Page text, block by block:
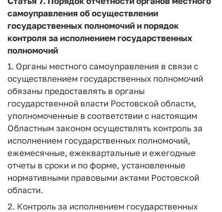
самоуправления об осуществлении
государственных полномочий и порядок
контроля за исполнением государственных
полномочий
1. Органы местного самоуправления в связи с
осуществлением государственных полномочий
обязаны предоставлять в органы
государственной власти Ростовской области,
уполномоченные в соответствии с настоящим
Областным законом осуществлять контроль за
исполнением государственных полномочий,
ежемесячные, ежеквартальные и ежегодные
отчеты в сроки и по форме, установленные
нормативными правовыми актами Ростовской
области.
2. Контроль за исполнением государственных